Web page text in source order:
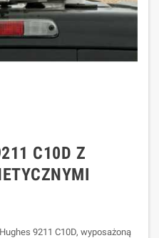
C10D Z
9211 C10D, wyposażoną